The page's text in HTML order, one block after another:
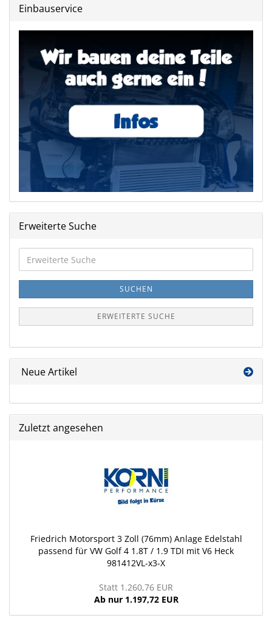
Einbauservice
Erweiterte Suche
Suche
SUCHEN
ERWEITERTE SUCHE
Neue Artikel
Zuletzt angesehen
Friedrich Motorsport 3 Zoll (76mm) Anlage Edelstahl
passend für VW Golf 4 1.8T / 1.9 TDI mit V6 Heck
981412VL-x3-X
Statt 1.260,76 EUR
Ab nur 1.197,72 EUR